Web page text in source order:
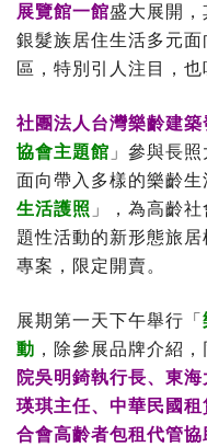
展覽館一館盛大展開，
銀髮族居住生活多元
區，特別引人注目，也
社團法人台灣樂齡建築
協會主題館 」參與長
面向帶入多樣的樂齡
生活護照 」，為高齡
題性活動的新形態旅
專案，限定開賣。
展期第一天下午舉行「
動 ，除參展品牌介紹
院吳明錡執行長、東
瑛琪主任、中華民國
合會高齡者包租代管協